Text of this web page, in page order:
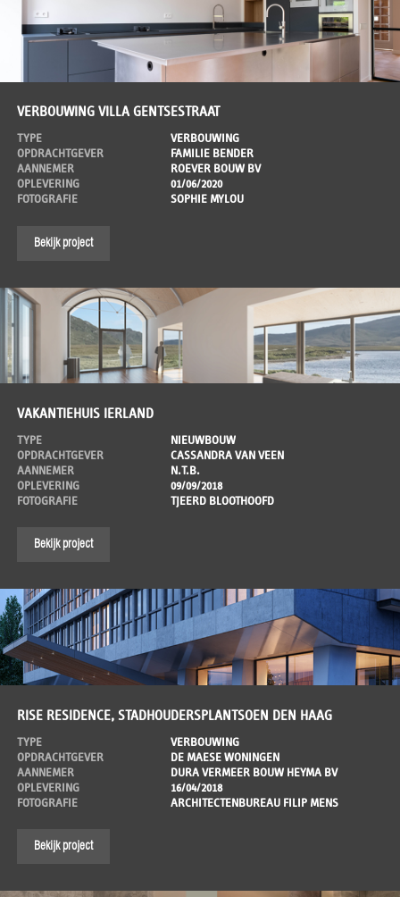
VERBOUWING VILLA GENTSESTRAAT
TYPE
VERBOUWING
OPDRACHTGEVER
FAMILIE BENDER
AANNEMER
ROEVER BOUW BV
OPLEVERING
01/06/2020
FOTOGRAFIE
SOPHIE MYLOU
Bekijk project
VAKANTIEHUIS IERLAND
TYPE
NIEUWBOUW
OPDRACHTGEVER
CASSANDRA VAN VEEN
AANNEMER
N.T.B.
OPLEVERING
09/09/2018
FOTOGRAFIE
TJEERD BLOOTHOOFD
Bekijk project
RISE RESIDENCE, STADHOUDERSPLANTSOEN DEN HAAG
TYPE
VERBOUWING
OPDRACHTGEVER
DE MAESE WONINGEN
AANNEMER
DURA VERMEER BOUW HEYMA BV
OPLEVERING
16/04/2018
FOTOGRAFIE
ARCHITECTENBUREAU FILIP MENS
Bekijk project